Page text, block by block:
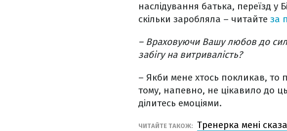
наслідування батька, переїзд у
скільки заробляла – читайте за
– Враховуючи Вашу любов до
забігу на витривалість?
– Якби мене хтось покликав, то
тому, напевно, не цікавило до
ділитесь емоціями.
ЧИТАЙТЕ ТАКОЖ: Тренерка мені